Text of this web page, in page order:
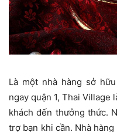
Là một nhà hàng sở
ngay quận 1, Thai
khách đến thưởng thức.
trợ bạn khi cần. Nhà